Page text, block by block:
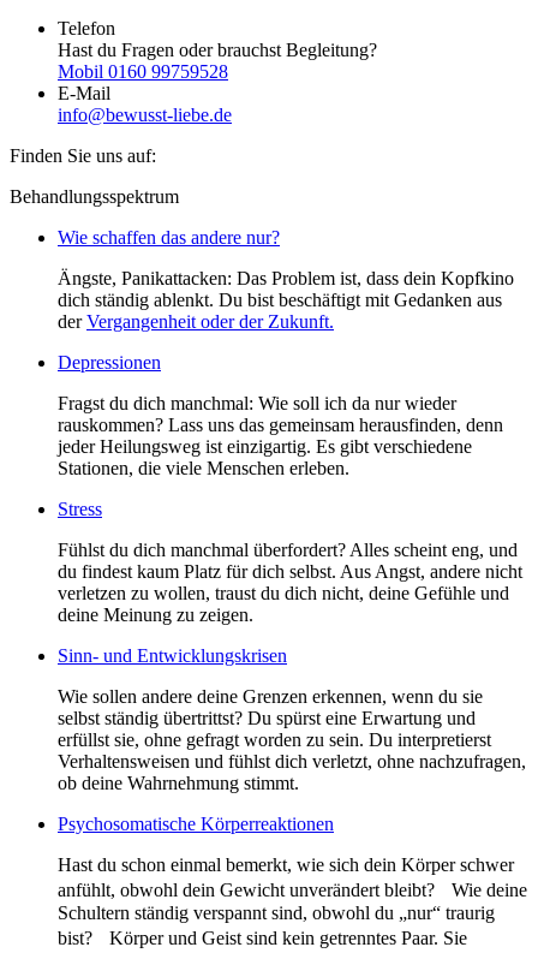
Telefon
Hast du Fragen oder brauchst Begleitung?
Mobil 0160 99759528
E-Mail
info@bewusst-liebe.de
Finden Sie uns auf:
Instagram
opens
window
Behandlungsspektrum
Wie schaffen das andere nur?
Ängste, Panikattacken: Das Problem ist, dass dein Kopfkino
dich ständig ablenkt. Du bist beschäftigt mit Gedanken aus
derVergangenheit oder der Zukunft.
Depressionen
Fragst du dich manchmal: Wie soll ich da nur wieder
rauskommen? Lass uns das gemeinsam herausfinden, denn
jeder Heilungsweg ist einzigartig. Es gibt verschiedene
Stationen, die viele Menschen erleben.
Stress
Fühlst du dich manchmal überfordert? Alles scheint eng, und
du findest kaum Platz für dich selbst. Aus Angst, andere nicht
verletzen zu wollen, traust du dich nicht, deine Gefühle und
deine Meinung zu zeigen.
Sinn- und Entwicklungskrisen
Wie sollen andere deine Grenzen erkennen, wenn du sie
selbst ständig übertrittst? Du spürst eine Erwartung und
erfüllst sie, ohne gefragt worden zu sein. Du interpretierst
Verhaltensweisen und fühlst dich verletzt, ohne nachzufragen,
ob deine Wahrnehmung stimmt.
Psychosomatische Körperreaktionen
Hast du schon einmal bemerkt, wie sich dein Körper schwer
anfühlt, obwohl dein Gewicht unverändert bleibt? Wie deine
Schultern ständig verspannt sind, obwohl du „nur“ traurig
bist? Körper und Geist sind kein getrenntes Paar. Sie